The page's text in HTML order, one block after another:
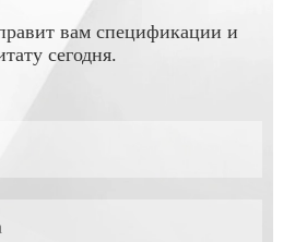
вам спецификации и
сегодня.